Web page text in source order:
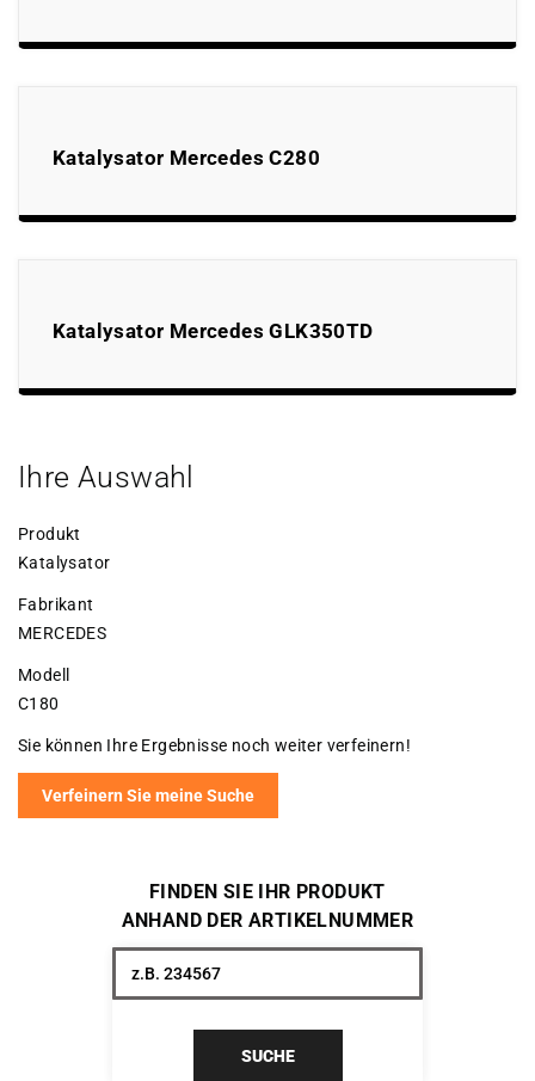
Katalysator Mercedes C280
Katalysator Mercedes GLK350TD
Ihre Auswahl
Produkt
Katalysator
Fabrikant
MERCEDES
Modell
C180
Sie können Ihre Ergebnisse noch weiter verfeinern!
Verfeinern Sie meine Suche
FINDEN SIE IHR PRODUKT
ANHAND DER ARTIKELNUMMER
SUCHE